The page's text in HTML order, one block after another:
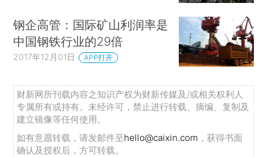
钢企高管：国际矿山利润率是
中国钢铁行业的29倍
2017年12月01日 APP打开
财新网所刊载内容之知识产权为财新传媒及/或相关权利人
专属所有或持有。未经许可，禁止进行转载、摘编、复制及
建立镜像等任何使用。
如有意愿转载，请发邮件至hello@caixin.com ，获得书面
确认及授权后，方可转载。